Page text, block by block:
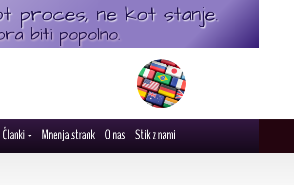
proces, ne kot stanje.
biti popolno.
Članki Mnenja strank O nas Stik z nami